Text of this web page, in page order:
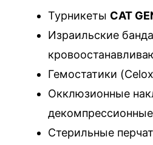
Турникеты CAT
Израильские
Гемостатики
Окклюзионные
Стерильные